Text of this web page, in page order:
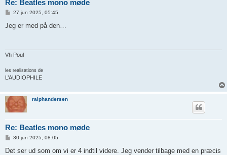
Re: Beatles mono møde
d
27 jun 2025, 05:45
Jeg er med på den…
Vh Poul
les realisations de
L’AUDIOPHILE
ralphandersen
Re: Beatles mono møde
d
30 jun 2025, 08:05
Det ser ud som om vi er 4 indtil videre. Jeg vender tilbage med en præcis